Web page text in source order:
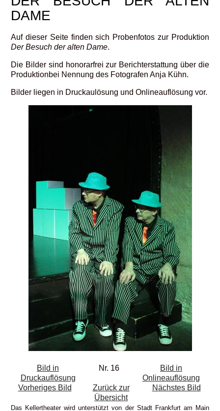
DAME
Auf dieser Seite finden sich Probenfotos zur Produktion
Der Besuch der alten Dame.
Die Bilder sind honorarfrei zur Berichterstattung über die
Produktionbei Nennung des Fotografen Anja Kühn.
Bilder liegen in Druckaulösung und Onlineauflösung vor.
Bild in
Druckauflösung
Nr. 16
Bild in
Onlineauflösung
Vorheriges Bild
Zurück zur
Übersicht
Nächstes Bild
Das Kellertheater wird unterstützt von der Stadt Frankfurt am Main